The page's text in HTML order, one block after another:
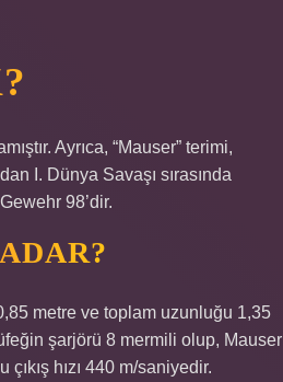
Ayrıca, “Mauser” terimi,
I. Dünya Savaşı sırasında
98’dir.
metre ve toplam uzunluğu 1,35
şarjörü 8 mermili olup, Mauser
hızı 440 m/saniyedir.